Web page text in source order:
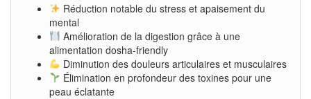
Réduction notable du stress et apaisement du
mental
Amélioration de la digestion grâce à une
alimentation dosha-friendly
Diminution des douleurs articulaires et musculaires
Élimination en profondeur des toxines pour une
peau éclatante